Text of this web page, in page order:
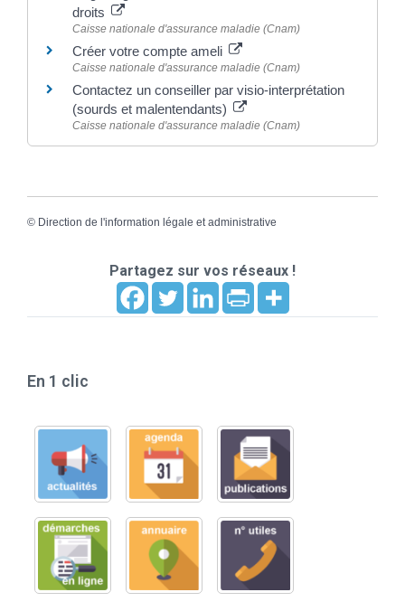
droits
Caisse nationale d'assurance maladie (Cnam)
Créer votre compte ameli
Caisse nationale d'assurance maladie (Cnam)
Contactez un conseiller par visio-interprétation
(sourds et malentendants)
Caisse nationale d'assurance maladie (Cnam)
© Direction de l'information légale et administrative
Partagez sur vos réseaux !
En 1 clic